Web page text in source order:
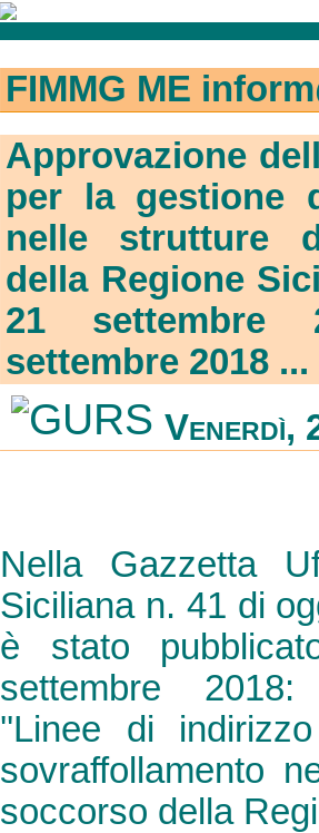
FIMMG ME
Approvazione
per la gestione
nelle strutture
della Regione
21 settembre
settembre 2018 ...
Venerdì,
Nella Gazzetta
Siciliana n. 41 di
è stato
settembre
''Linee di
sovraffollamento
soccorso della